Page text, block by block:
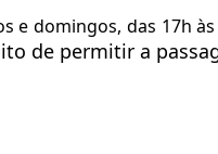
domingos, das 17h
de permitir a